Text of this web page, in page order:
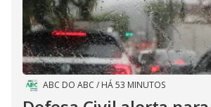
ABC DO ABC / HÁ 53 MINUTOS